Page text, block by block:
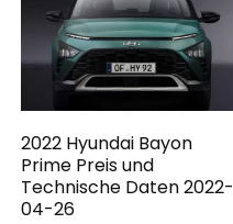
2022 Hyundai Bayon
Prime Preis und
Technische Daten 2022-
04-26